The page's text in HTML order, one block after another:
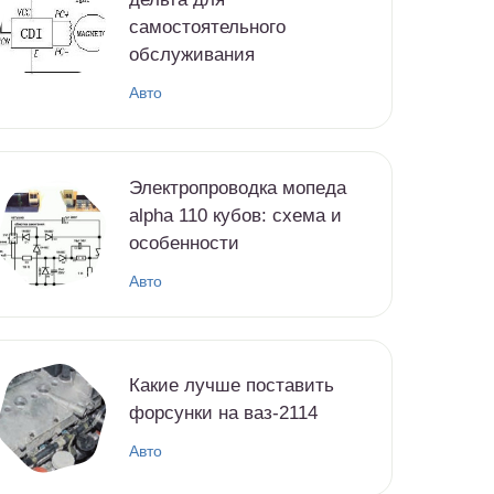
самостоятельного
обслуживания
Авто
Электропроводка мопеда
alpha 110 кубов: схема и
особенности
Авто
Какие лучше поставить
форсунки на ваз-2114
Авто